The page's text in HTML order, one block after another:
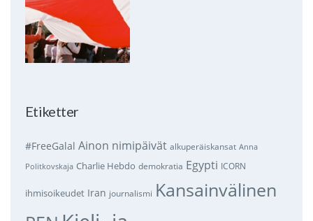
Etiketter
#FreeGalal Ainon nimipäivät alkuperäiskansat Anna
Politkovskaja Charlie Hebdo demokratia Egypti ICORN
ihmisoikeudet Iran journalismi Kansainvälinen